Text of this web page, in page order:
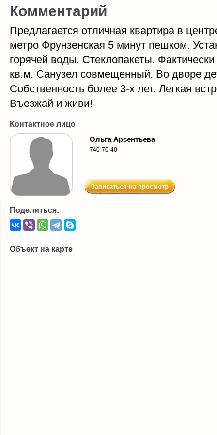
Комментарий
Предлагается отличная квартира в
метро Фрунзенская 5 минут пешком.
горячей воды. Стеклопакеты.
кв.м. Санузел совмещенный. Во дворе
Собственность более 3-х лет. Легкая
Въезжай и живи!
Контактное лицо
Ольга Арсентьева
740-70-40
Записаться на просмотр
Поделиться:
Объект на карте